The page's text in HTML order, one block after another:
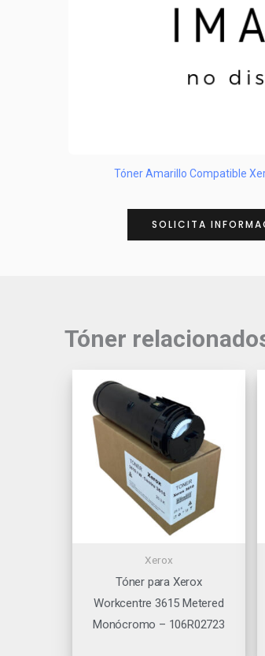
Tóner Amarillo Compatible
SOLICITA
Tóner
Xerox
Tóner para Xerox
Workcentre 3615 Metered
Monócromo – 106R02723